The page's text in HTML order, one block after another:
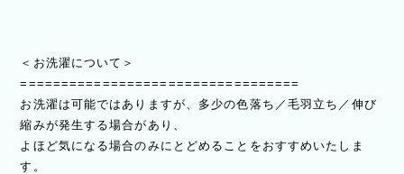
＜お洗濯について＞
==================================
お洗濯は可能ではありますが、多少の色落ち／毛羽立ち／伸び
縮みが発生する場合があり、
よほど気になる場合のみにとどめることをおすすめいたしま
す。